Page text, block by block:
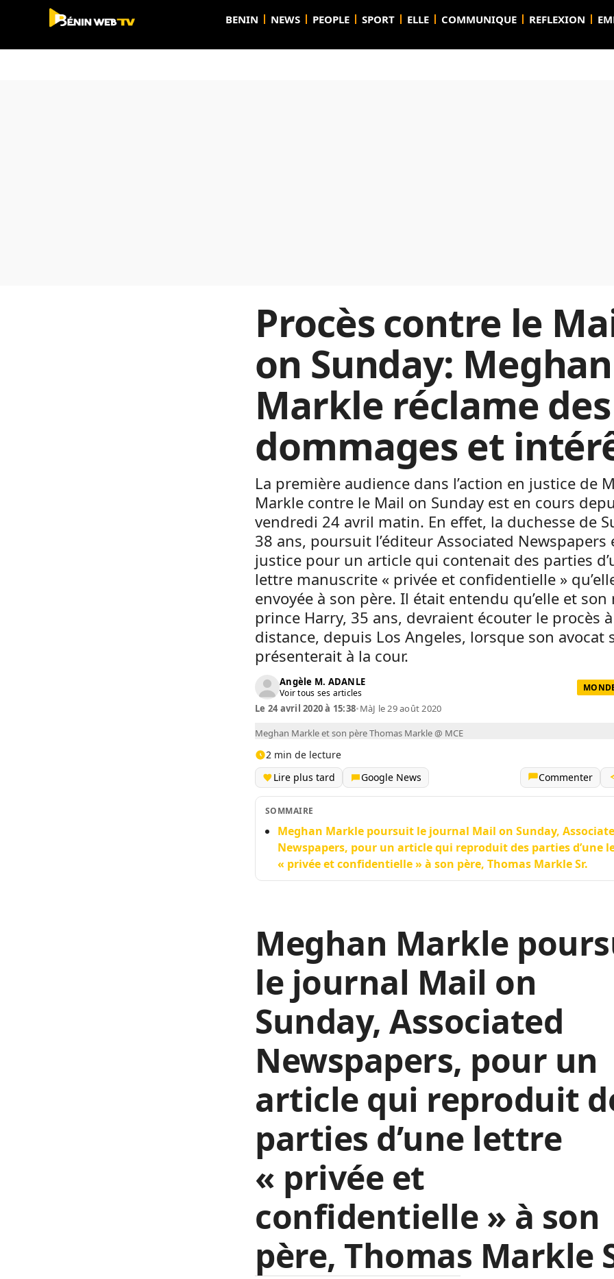
BENIN NEWS PEOPLE SPORT ELLE COMMUNIQUE REFLEXION
Procès contre le
on Sunday: Meghan
Markle réclame des
dommages et
La première audience dans l’action en justice de
Markle contre le Mail on Sunday est en cours
vendredi 24 avril matin. En effet, la duchesse de
38 ans, poursuit l’éditeur Associated Newspapers
justice pour un article qui contenait des parties
lettre manuscrite « privée et confidentielle »
envoyée à son père. Il était entendu qu’elle et son
prince Harry, 35 ans, devraient écouter le procès à
distance, depuis Los Angeles, lorsque son avocat
présenterait à la cour.
Angèle M. ADANLE
Voir tous ses articles
Le 24 avril 2020 à 15:38•MàJ le 29 août 2020
Meghan Markle et son père Thomas Markle @ MCE
2 min de lecture
Lire plus tard
Google News Commenter
SOMMAIRE
Meghan Markle poursuit le journal Mail on Sunday,
Newspapers, pour un article qui reproduit des parties d’une
« privée et confidentielle » à son père, Thomas Markle Sr.
Meghan Markle
le journal Mail on
Sunday, Associated
Newspapers, pour un
article qui reproduit
parties d’une lettre
« privée et
confidentielle » à son
père, Thomas Markle